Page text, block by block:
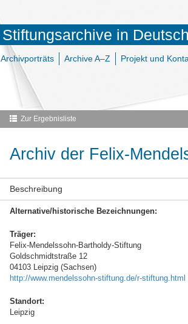
Stiftungsarchive in
Archivporträts Archive A–Z Projekt und
Zur Ergebnisliste
Archiv der Felix-
Beschreibung
Alternative/historische Bezeichnungen:
Träger:
Felix-Mendelssohn-Bartholdy-Stiftung
Goldschmidtstraße 12
04103 Leipzig (Sachsen)
http://www.mendelssohn-stiftung.de/r-stiftung.html
Standort:
Leipzig